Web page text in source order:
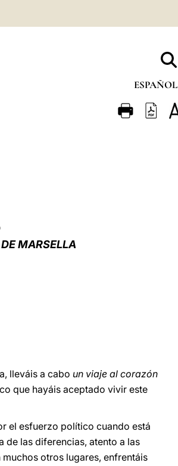
ESPAÑOL
FRANÇAIS
MARSELLA
lleváis a cabo un viaje al corazón
que hayáis aceptado vivir este
el esfuerzo político cuando está
las diferencias, atento a las
otros lugares, enfrentáis